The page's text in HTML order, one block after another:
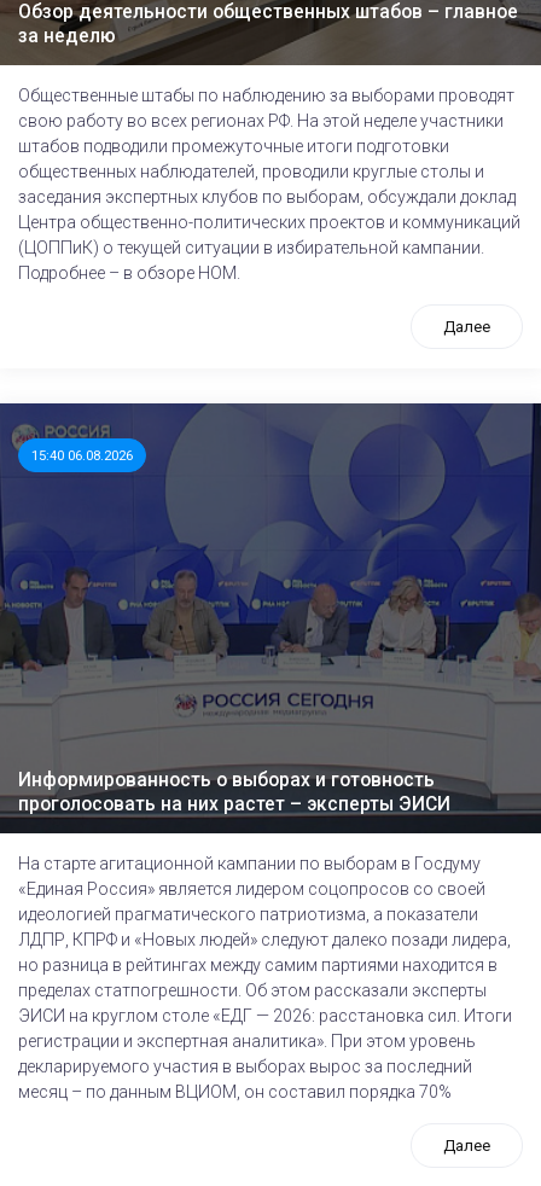
Обзор деятельности общественных штабов – главное
за неделю
Общественные штабы по наблюдению за выборами проводят
свою работу во всех регионах РФ. На этой неделе участники
штабов подводили промежуточные итоги подготовки
общественных наблюдателей, проводили круглые столы и
заседания экспертных клубов по выборам, обсуждали доклад
Центра общественно-политических проектов и коммуникаций
(ЦОППиК) о текущей ситуации в избирательной кампании.
Подробнее – в обзоре НОМ.
Далее
15:40 06.08.2026
Информированность о выборах и готовность
проголосовать на них растет – эксперты ЭИСИ
На старте агитационной кампании по выборам в Госдуму
«Единая Россия» является лидером соцопросов со своей
идеологией прагматического патриотизма, а показатели
ЛДПР, КПРФ и «Новых людей» следуют далеко позади лидера,
но разница в рейтингах между самим партиями находится в
пределах статпогрешности. Об этом рассказали эксперты
ЭИСИ на круглом столе «ЕДГ — 2026: расстановка сил. Итоги
регистрации и экспертная аналитика». При этом уровень
декларируемого участия в выборах вырос за последний
месяц – по данным ВЦИОМ, он составил порядка 70%
Далее